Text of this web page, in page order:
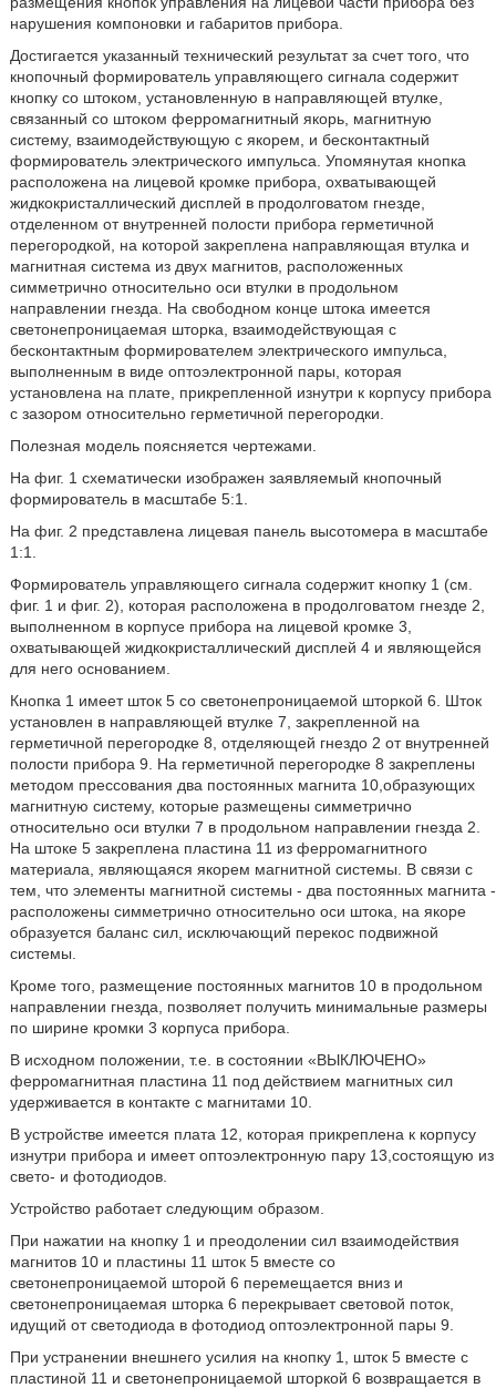
нарушения компоновки и габаритов прибора.
Достигается указанный технический результат за счет того, что
кнопочный формирователь управляющего сигнала содержит
кнопку со штоком, установленную в направляющей втулке,
связанный со штоком ферромагнитный якорь, магнитную
систему, взаимодействующую с якорем, и бесконтактный
формирователь электрического импульса. Упомянутая кнопка
расположена на лицевой кромке прибора, охватывающей
жидкокристаллический дисплей в продолговатом гнезде,
отделенном от внутренней полости прибора герметичной
перегородкой, на которой закреплена направляющая втулка и
магнитная система из двух магнитов, расположенных
симметрично относительно оси втулки в продольном
направлении гнезда. На свободном конце штока имеется
светонепроницаемая шторка, взаимодействующая с
бесконтактным формирователем электрического импульса,
выполненным в виде оптоэлектронной пары, которая
установлена на плате, прикрепленной изнутри к корпусу прибора
с зазором относительно герметичной перегородки.
Полезная модель поясняется чертежами.
На фиг. 1 схематически изображен заявляемый кнопочный
формирователь в масштабе 5:1.
На фиг. 2 представлена лицевая панель высотомера в масштабе
1:1.
Формирователь управляющего сигнала содержит кнопку 1 (см.
фиг. 1 и фиг. 2), которая расположена в продолговатом гнезде 2,
выполненном в корпусе прибора на лицевой кромке 3,
охватывающей жидкокристаллический дисплей 4 и являющейся
для него основанием.
Кнопка 1 имеет шток 5 со светонепроницаемой шторкой 6. Шток
установлен в направляющей втулке 7, закрепленной на
герметичной перегородке 8, отделяющей гнездо 2 от внутренней
полости прибора 9. На герметичной перегородке 8 закреплены
методом прессования два постоянных магнита 10,образующих
магнитную систему, которые размещены симметрично
относительно оси втулки 7 в продольном направлении гнезда 2.
На штоке 5 закреплена пластина 11 из ферромагнитного
материала, являющаяся якорем магнитной системы. В связи с
тем, что элементы магнитной системы - два постоянных магнита -
расположены симметрично относительно оси штока, на якоре
образуется баланс сил, исключающий перекос подвижной
системы.
Кроме того, размещение постоянных магнитов 10 в продольном
направлении гнезда, позволяет получить минимальные размеры
по ширине кромки 3 корпуса прибора.
В исходном положении, т.е. в состоянии «ВЫКЛЮЧЕНО»
ферромагнитная пластина 11 под действием магнитных сил
удерживается в контакте с магнитами 10.
В устройстве имеется плата 12, которая прикреплена к корпусу
изнутри прибора и имеет оптоэлектронную пару 13,состоящую из
свето- и фотодиодов.
Устройство работает следующим образом.
При нажатии на кнопку 1 и преодолении сил взаимодействия
магнитов 10 и пластины 11 шток 5 вместе со
светонепроницаемой шторой 6 перемещается вниз и
светонепроницаемая шторка 6 перекрывает световой поток,
идущий от светодиода в фотодиод оптоэлектронной пары 9.
При устранении внешнего усилия на кнопку 1, шток 5 вместе с
пластиной 11 и светонепроницаемой шторкой 6 возвращается в